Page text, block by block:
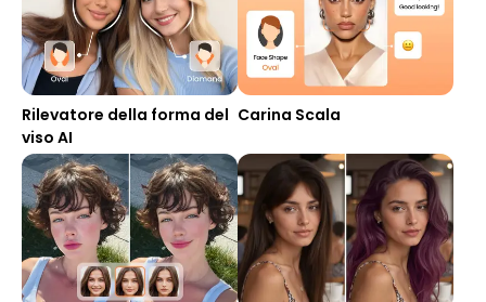
Rilevatore della forma del
viso AI
Carina Scala